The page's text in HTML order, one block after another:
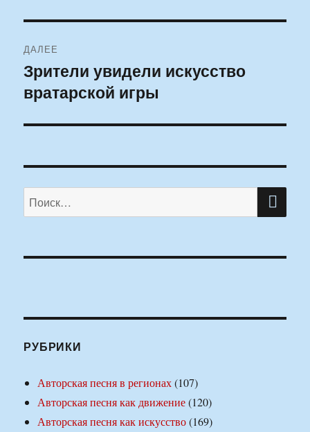
ДАЛЕЕ
Следующая
запись:
Зрители увидели искусство
вратарской игры
Искать:
РУБРИКИ
Авторская песня в регионах(107)
Авторская песня как движение(120)
Авторская песня как искусство(169)